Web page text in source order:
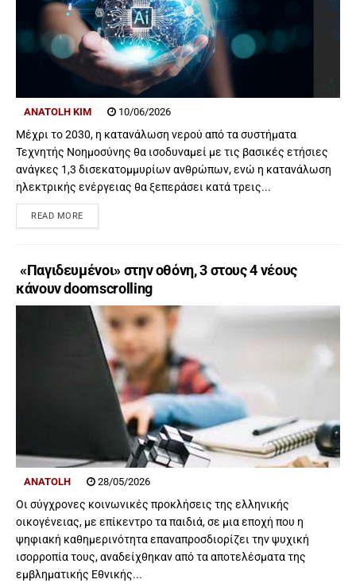
ANATOLH KIM 10/06/2026
Μέχρι το 2030, η κατανάλωση νερού από τα συστήματα
Τεχνητής Νοημοσύνης θα ισοδυναμεί με τις βασικές ετήσιες
ανάγκες 1,3 δισεκατομμυρίων ανθρώπων, ενώ η κατανάλωση
ηλεκτρικής ενέργειας θα ξεπεράσει κατά τρεις...
READ MORE
«Παγιδευμένοι» στην οθόνη, 3 στους 4 νέους
κάνουν doomscrolling
ANATOLH 28/05/2026
Οι σύγχρονες κοινωνικές προκλήσεις της ελληνικής
οικογένειας, με επίκεντρο τα παιδιά, σε μια εποχή που η
ψηφιακή καθημερινότητα επαναπροσδιορίζει την ψυχική
ισορροπία τους, αναδείχθηκαν από τα αποτελέσματα της
εμβληματικής Εθνικής...